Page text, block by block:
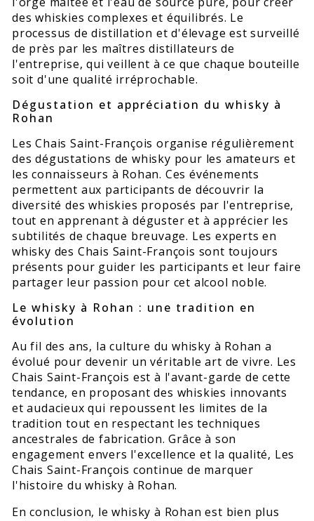
des whiskies complexes et équilibrés. Le
processus de distillation et d'élevage est surveillé
de près par les maîtres distillateurs de
l'entreprise, qui veillent à ce que chaque bouteille
soit d'une qualité irréprochable.
Dégustation et appréciation du whisky à
Rohan
Les Chais Saint-François organise régulièrement
des dégustations de whisky pour les amateurs et
les connaisseurs à Rohan. Ces événements
permettent aux participants de découvrir la
diversité des whiskies proposés par l'entreprise,
tout en apprenant à déguster et à apprécier les
subtilités de chaque breuvage. Les experts en
whisky des Chais Saint-François sont toujours
présents pour guider les participants et leur faire
partager leur passion pour cet alcool noble.
Le whisky à Rohan : une tradition en
évolution
Au fil des ans, la culture du whisky à Rohan a
évolué pour devenir un véritable art de vivre. Les
Chais Saint-François est à l'avant-garde de cette
tendance, en proposant des whiskies innovants
et audacieux qui repoussent les limites de la
tradition tout en respectant les techniques
ancestrales de fabrication. Grâce à son
engagement envers l'excellence et la qualité, Les
Chais Saint-François continue de marquer
l'histoire du whisky à Rohan.
En conclusion, le whisky à Rohan est bien plus